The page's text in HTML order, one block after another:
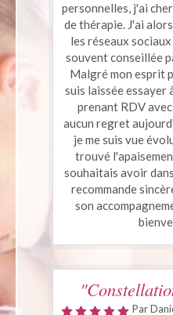
personnelles, j'ai
de thérapie. J'ai
les réseaux
souvent conseillée
Malgré mon esprit
suis laissée essayer
prenant RDV
aucun regret
je me suis vue
trouvé
souhaitais avoir
recommande
son
Par